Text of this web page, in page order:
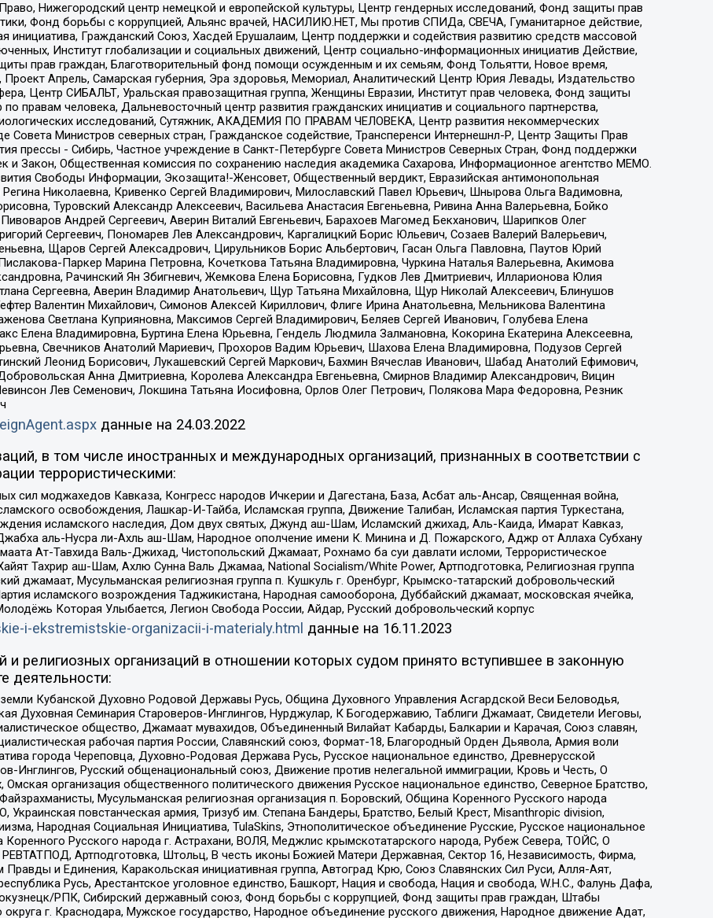
Нижегородский центр немецкой и европейской культуры, Центр гендерных исследований, Фонд защиты прав
Фонд борьбы с коррупцией, Альянс врачей, НАСИЛИЮ.НЕТ, Мы против СПИДа, СВЕЧА, Гуманитарное действие,
инициатива, Гражданский Союз, Хасдей Ерушалаим, Центр поддержки и содействия развитию средств массовой
Институт глобализации и социальных движений, Центр социально-информационных инициатив Действие,
прав граждан, Благотворительный фонд помощи осужденным и их семьям, Фонд Тольятти, Новое время,
Проект Апрель, Самарская губерния, Эра здоровья, Мемориал, Аналитический Центр Юрия Левады, Издательство
Центр СИБАЛЬТ, Уральская правозащитная группа, Женщины Евразии, Институт прав человека, Фонд защиты
правам человека, Дальневосточный центр развития гражданских инициатив и социального партнерства,
исследований, Сутяжник, АКАДЕМИЯ ПО ПРАВАМ ЧЕЛОВЕКА, Центр развития некоммерческих
Совета Министров северных стран, Гражданское содействие, Трансперенси Интернешнл-Р, Центр Защиты Прав
прессы - Сибирь, Частное учреждение в Санкт-Петербурге Совета Министров Северных Стран, Фонд поддержки
и Закон, Общественная комиссия по сохранению наследия академика Сахарова, Информационное агентство МЕМО.
Свободы Информации, Экозащита!-Женсовет, Общественный вердикт, Евразийская антимонопольная
Николаевна, Кривенко Сергей Владимирович, Милославский Павел Юрьевич, Шнырова Ольга Вадимовна,
Туровский Александр Алексеевич, Васильева Анастасия Евгеньевна, Ривина Анна Валерьевна, Бойко
Андрей Сергеевич, Аверин Виталий Евгеньевич, Барахоев Магомед Бекханович, Шарипков Олег
Сергеевич, Пономарев Лев Александрович, Каргалицкий Борис Юльевич, Созаев Валерий Валерьевич,
Щаров Сергей Алексадрович, Цирульников Борис Альбертович, Гасан Ольга Павловна, Паутов Юрий
Паркер Марина Петровна, Кочеткова Татьяна Владимировна, Чуркина Наталья Валерьевна, Акимова
Рачинский Ян Збигневич, Жемкова Елена Борисовна, Гудков Лев Дмитриевич, Илларионова Юлия
Сергеевна, Аверин Владимир Анатольевич, Щур Татьяна Михайловна, Щур Николай Алексеевич, Блинушов
Валентин Михайлович, Симонов Алексей Кириллович, Флиге Ирина Анатольевна, Мельникова Валентина
Светлана Куприяновна, Максимов Сергей Владимирович, Беляев Сергей Иванович, Голубева Елена
Елена Владимировна, Буртина Елена Юрьевна, Гендель Людмила Залмановна, Кокорина Екатерина Алексеевна,
Свечников Анатолий Мариевич, Прохоров Вадим Юрьевич, Шахова Елена Владимировна, Подузов Сергей
Леонид Борисович, Лукашевский Сергей Маркович, Бахмин Вячеслав Иванович, Шабад Анатолий Ефимович,
Анна Дмитриевна, Королева Александра Евгеньевна, Смирнов Владимир Александрович, Вицин
Лев Семенович, Локшина Татьяна Иосифовна, Орлов Олег Петрович, Полякова Мара Федоровна, Резник
данные на 24.03.2022
в том числе иностранных и международных организаций, признанных в соответствии с
террористическими:
моджахедов Кавказа, Конгресс народов Ичкерии и Дагестана, База, Асбат аль-Ансар, Священная война,
освобождения, Лашкар-И-Тайба, Исламская группа, Движение Талибан, Исламская партия Туркестана,
исламского наследия, Дом двух святых, Джунд аш-Шам, Исламский джихад, Аль-Каида, Имарат Кавказ,
аль-Нусра ли-Ахль аш-Шам, Народное ополчение имени К. Минина и Д. Пожарского, Аджр от Аллаха Субхану
Ат-Тавхида Валь-Джихад, Чистопольский Джамаат, Рохнамо ба суи давлати исломи, Террористическое
Тахрир аш-Шам, Ахлю Сунна Валь Джамаа, National Socialism/White Power, Артподготовка, Религиозная группа
джамаат, Мусульманская религиозная группа п. Кушкуль г. Оренбург, Крымско-татарский добровольческий
исламского возрождения Таджикистана, Народная самооборона, Дуббайский джамаат, московская ячейка,
Которая Улыбается, Легион Свобода России, Айдар, Русский добровольческий корпус
i-ekstremistskie-organizacii-i-materialy.html данные на 16.11.2023
религиозных организаций в отношении которых судом принято вступившее в законную
деятельности:
Кубанской Духовно Родовой Державы Русь, Община Духовного Управления Асгардской Веси Беловодья,
Духовная Семинария Староверов-Инглингов, Нурджулар, К Богодержавию, Таблиги Джамаат, Свидетели Иеговы,
общество, Джамаат мувахидов, Объединенный Вилайат Кабарды, Балкарии и Карачая, Союз славян,
рабочая партия России, Славянский союз, Формат-18, Благородный Орден Дьявола, Армия воли
города Череповца, Духовно-Родовая Держава Русь, Русское национальное единство, Древнерусской
Инглингов, Русский общенациональный союз, Движение против нелегальной иммиграции, Кровь и Честь, О
организация общественного политического движения Русское национальное единство, Северное Братство,
Мусульманская религиозная организация п. Боровский, Община Коренного Русского народа
повстанческая армия, Тризуб им. Степана Бандеры, Братство, Белый Крест, Misanthropic division,
Народная Социальная Инициатива, TulaSkins, Этнополитическое объединение Русские, Русское национальное
Русского народа г. Астрахани, ВОЛЯ, Меджлис крымскотатарского народа, Рубеж Севера, ТОЙС, О
РЕВТАТПОД, Артподготовка, Штольц, В честь иконы Божией Матери Державная, Сектор 16, Независимость, Фирма,
и Единения, Каракольская инициативная группа, Автоград Крю, Союз Славянских Сил Руси, Алля-Аят,
Русь, Арестантское уголовное единство, Башкорт, Нация и свобода, Нация и свобода, W.H.С., Фалунь Дафа,
РПК, Сибирский державный союз, Фонд борьбы с коррупцией, Фонд защиты прав граждан, Штабы
г. Краснодара, Мужское государство, Народное объединение русского движения, Народное движение Адат,